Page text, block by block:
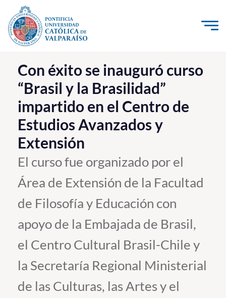
Click acá para ir directamente al contenido
La Universidad
Investigación, Creación e Innovación
PUCV Internacional
Vinculación con el Medio
Admisión
Pregrado
Postgrado
Formación Continua
Académicos
Funcionarios
Con éxito se inauguró curso
“Brasil y la Brasilidad”
impartido en el Centro de
Estudios Avanzados y
Extensión
El curso fue organizado por el
Área de Extensión de la Facultad
de Filosofía y Educación con
apoyo de la Embajada de Brasil,
el Centro Cultural Brasil-Chile y
la Secretaría Regional Ministerial
de las Culturas, las Artes y el